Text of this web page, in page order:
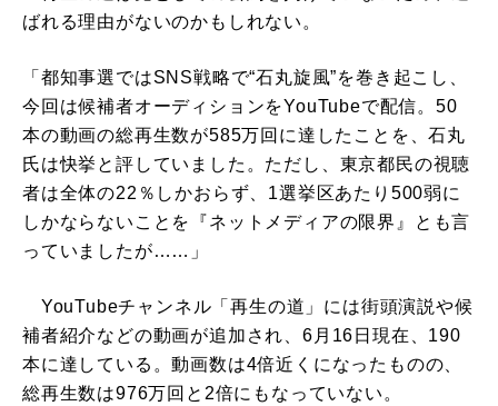
ばれる理由がないのかもしれない。
「都知事選ではSNS戦略で“石丸旋風”を巻き起こし、
今回は候補者オーディションをYouTubeで配信。50
本の動画の総再生数が585万回に達したことを、石丸
氏は快挙と評していました。ただし、東京都民の視聴
者は全体の22％しかおらず、1選挙区あたり500弱に
しかならないことを『ネットメディアの限界』とも言
っていましたが……」
YouTubeチャンネル「再生の道」には街頭演説や候
補者紹介などの動画が追加され、6月16日現在、190
本に達している。動画数は4倍近くになったものの、
総再生数は976万回と2倍にもなっていない。